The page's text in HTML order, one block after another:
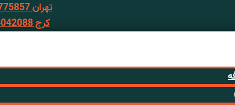
تهران 09202775857
کرج 09204042088